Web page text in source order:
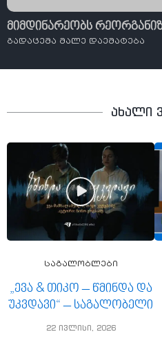
მიმდინარეობს
გადაცემა მალე დაემატება
ახალი
საგალობლები
„ევა & თიკო – წმინდა და
უკვდავი“ – საგალობელი
22 ივლისი, 2026